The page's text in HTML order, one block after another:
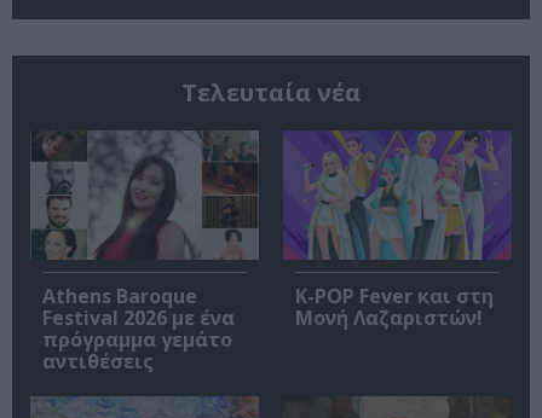
Τελευταία νέα
Athens Baroque
Festival 2026 με ένα
πρόγραμμα γεμάτο
αντιθέσεις
K-POP Fever και στη
Μονή Λαζαριστών!